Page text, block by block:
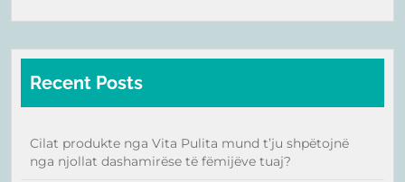
Recent Posts
Cilat produkte nga Vita Pulita mund t’ju shpëtojnë
nga njollat dashamirëse të fëmijëve tuaj?